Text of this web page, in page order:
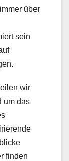
über
sein
wir
um das
finden